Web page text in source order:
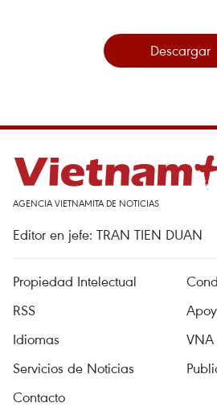
Descargar
AGENCIA VIETNAMITA DE NOTICIAS
Editor en jefe: TRAN TIEN DUAN
Propiedad Intelectual
RSS
Idiomas
VNA
Servicios de Noticias
Contacto